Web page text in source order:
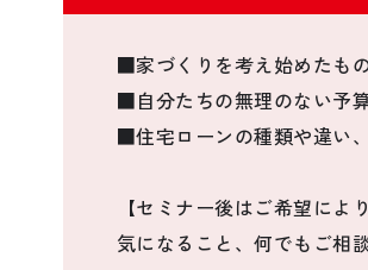
■家づくりを考え始めたも
■自分たちの無理のない予
■住宅ローンの種類や違い
【セミナー後はご希望によ
気になること、何でもご相